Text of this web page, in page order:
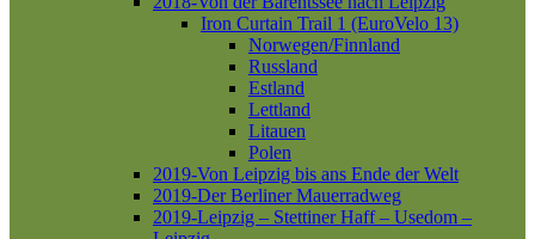
Iron Curtain Trail 1 (EuroVelo 13)
Norwegen/Finnland
Russland
Estland
Lettland
Litauen
Polen
2019-Von Leipzig bis ans Ende der Welt
2019-Der Berliner Mauerradweg
2019-Leipzig – Stettiner Haff – Usedom –